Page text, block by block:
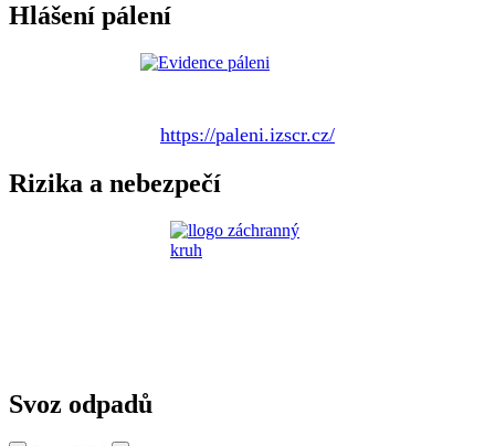
Hlášení pálení
https://paleni.izscr.cz/
Rizika a nebezpečí
Svoz odpadů